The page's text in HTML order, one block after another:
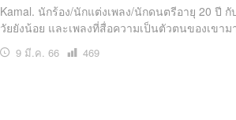
Kamal. นักร้อง/นักแต่งเพลง/นักดนตรีอายุ 20 ปี
วัยยังน้อย และเพลงที่สื่อความเป็นตัวตนของเขาม
9 มี.ค. 66
เปิด
469